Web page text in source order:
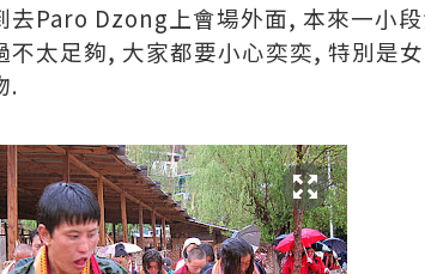
去Paro Dzong上會場外面, 本來一小
不太足夠, 大家都要小心奕奕, 特別是
.